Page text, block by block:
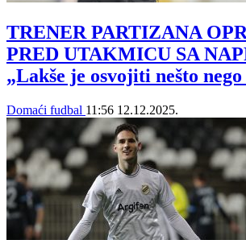
TRENER PARTIZANA
PRED UTAKMICU SA
„Lakše je osvojiti nešto
Domaći fudbal 11:56 12.12.2025.